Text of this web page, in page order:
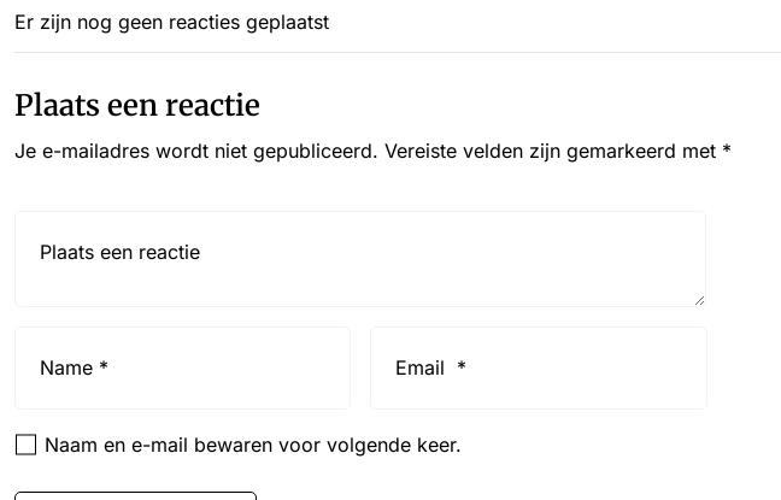
Er zijn nog geen reacties geplaatst
Plaats een reactie
Je e-mailadres wordt niet gepubliceerd. Vereiste velden zijn gemarkeerd met *
Naam en e-mail bewaren voor volgende keer.